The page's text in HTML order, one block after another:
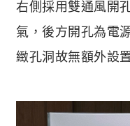
右側採用雙通風開
氣，後方開孔為電
緻孔洞故無額外設